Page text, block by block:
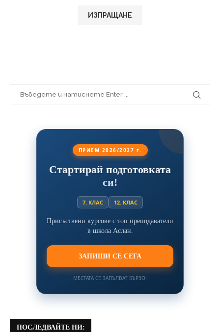
ПРИЕМ 2026/2027 г.
Стартирай подготовката
си!
7. КЛАС 12. КЛАС
Присъствени курсове с топ преподаватели
в школа Аслан.
ЗАПИШИ СЕ СЕГА
МЕСТАТА СЕ ЗАПЪЛВАТ БЪРЗО!
ПОСЛЕДВАЙТЕ НИ: